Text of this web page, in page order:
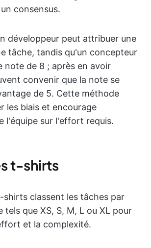
consensus.
développeur peut attribuer une
tâche, tandis qu'un concepteur
note de 8 ; après en avoir
convenir que la note se
de 5. Cette méthode
les biais et encourage
l'équipe sur l'effort requis.
t-shirts
shirts classent les tâches par
tels que XS, S, M, L ou XL pour
et la complexité.